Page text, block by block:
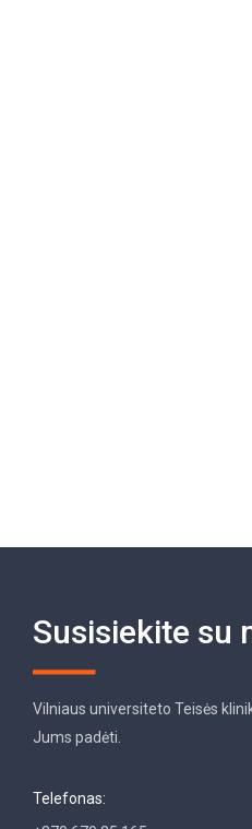
Susisiekite su
Vilniaus universiteto Teisės
Jums padėti.
Telefonas: